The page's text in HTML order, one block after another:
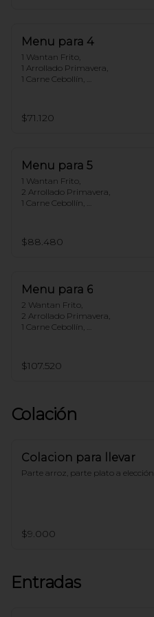
Menu para 4
1 Wantan Frito,
1 Arrollado Primavera,
1 Carne Cebollín,
1 Pollo Cebollín,
4 Arroz Chaufan
$71.120
Menu para 5
1 Wantan Frito,
2 Arrollado Primavera,
1 Carne Cebollín,
1 Arrollado de Marisco,
1 Pollo Cebollín,
$88.480
Menu para 6
2 Wantan Frito,
2 Arrollado Primavera,
1 Carne Cebollín,
1 Chapsui Especial,
1 Arrollado de Marisco,
$107.520
Colación
Colacion para llevar
Parte arroz, parte plato a elección
$9.000
Entradas